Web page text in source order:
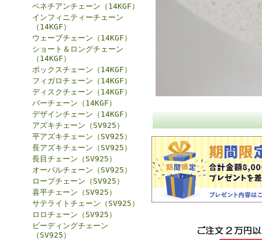
ベネチアンチェーン（14KGF）
インフィニティーチェーン
（14KGF）
ウェーブチェーン（14KGF）
ショート＆ロングチェーン
（14KGF）
ボックスチェーン（14KGF）
フィガロチェーン（14KGF）
ディスクチェーン（14KGF）
バーチェーン（14KGF）
デザインチェーン（14KGF）
アズキチェーン（SV925）
平アズキチェーン（SV925）
長アズキチェーン（SV925）
長目チェーン（SV925）
オーバルチェーン（SV925）
ロープチェーン（SV925）
喜平チェーン（SV925）
サテライトチェーン（SV925）
ロロチェーン（SV925）
ビーディングチェーン
（SV925）